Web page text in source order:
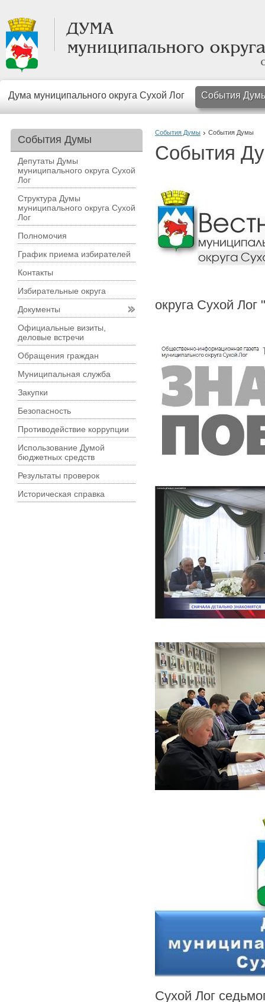
Дума муниципального округа Сухой Лог События
События Думы События Думы
События
округа Сухой
Сухой Лог
События Думы
Депутаты Думы
муниципального округа Сухой
Лог
Структура Думы
муниципального округа Сухой
Лог
Полномочия
График приема избирателей
Контакты
Избирательные округа
Документы
Официальные визиты,
деловые встречи
Обращения граждан
Муниципальная служба
Закупки
Безопасность
Противодействие коррупции
Использование Думой
бюджетных средств
Результаты проверок
Историческая справка